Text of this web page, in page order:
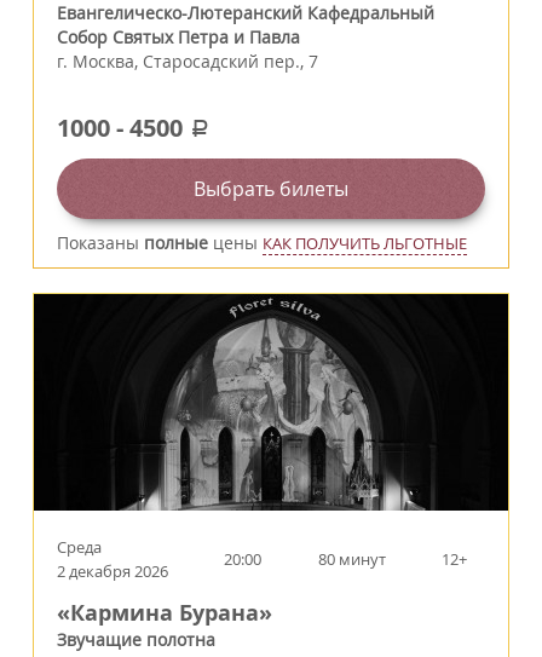
Евангелическо-Лютеранский Кафедральный
Собор Святых Петра и Павла
г. Москва, Старосадский пер., 7
1000-4500 a
Выбрать билеты
Показаны полные цены КАК ПОЛУЧИТЬ ЛЬГОТНЫЕ
Среда
2 декабря 2026
20:00 80 минут 12+
«Кармина Бурана»
Звучащие полотна